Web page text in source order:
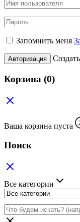
Запомнить меня
Авторизация
Корзина (0)
Ваша корзина пуста
Поиск
Все категории